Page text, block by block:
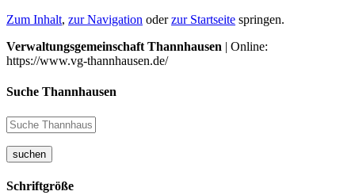
Zum Inhalt, zur Navigation oderzur Startseite springen.
Verwaltungsgemeinschaft Thannhausen | Online:
https://www.vg-thannhausen.de/
Suche Thannhausen
suchen
Schriftgröße